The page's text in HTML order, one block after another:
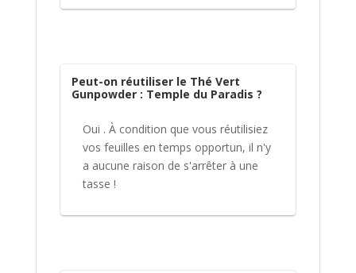
Peut-on réutiliser le Thé Vert
Gunpowder : Temple du Paradis ?
Oui . À condition que vous réutilisiez
vos feuilles en temps opportun, il n'y
a aucune raison de s'arrêter à une
tasse !